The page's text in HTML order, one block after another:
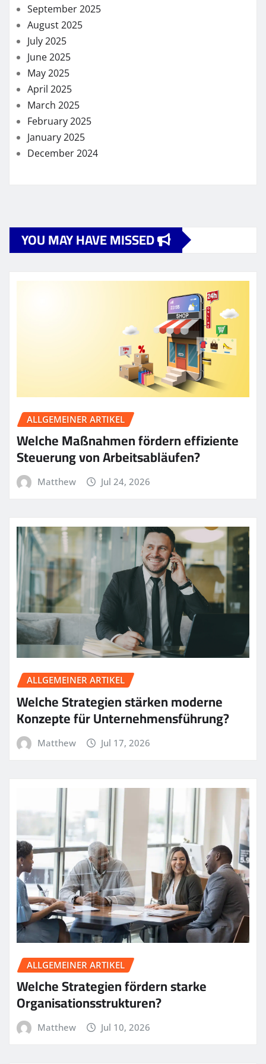
September 2025
August 2025
July 2025
June 2025
May 2025
April 2025
March 2025
February 2025
January 2025
December 2024
YOU MAY HAVE MISSED
ALLGEMEINER ARTIKEL
Welche Maßnahmen fördern effiziente
Steuerung von Arbeitsabläufen?
Matthew Jul 24, 2026
ALLGEMEINER ARTIKEL
Welche Strategien stärken moderne
Konzepte für Unternehmensführung?
Matthew Jul 17, 2026
ALLGEMEINER ARTIKEL
Welche Strategien fördern starke
Organisationsstrukturen?
Matthew Jul 10, 2026